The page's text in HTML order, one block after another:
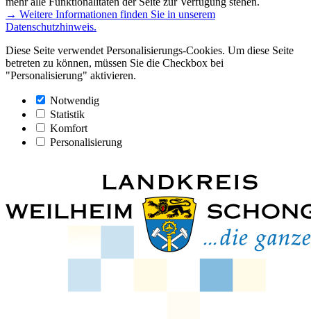
→ Weitere Informationen finden Sie in unserem
Datenschutzhinweis.
Diese Seite verwendet Personalisierungs-Cookies. Um diese Seite
betreten zu können, müssen Sie die Checkbox bei
"Personalisierung" aktivieren.
Notwendig
Statistik
Komfort
Personalisierung